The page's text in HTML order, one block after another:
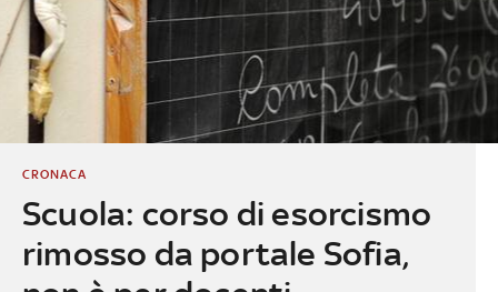
Scuola: corso di esorcismo
rimosso da portale Sofia,
CRONACA